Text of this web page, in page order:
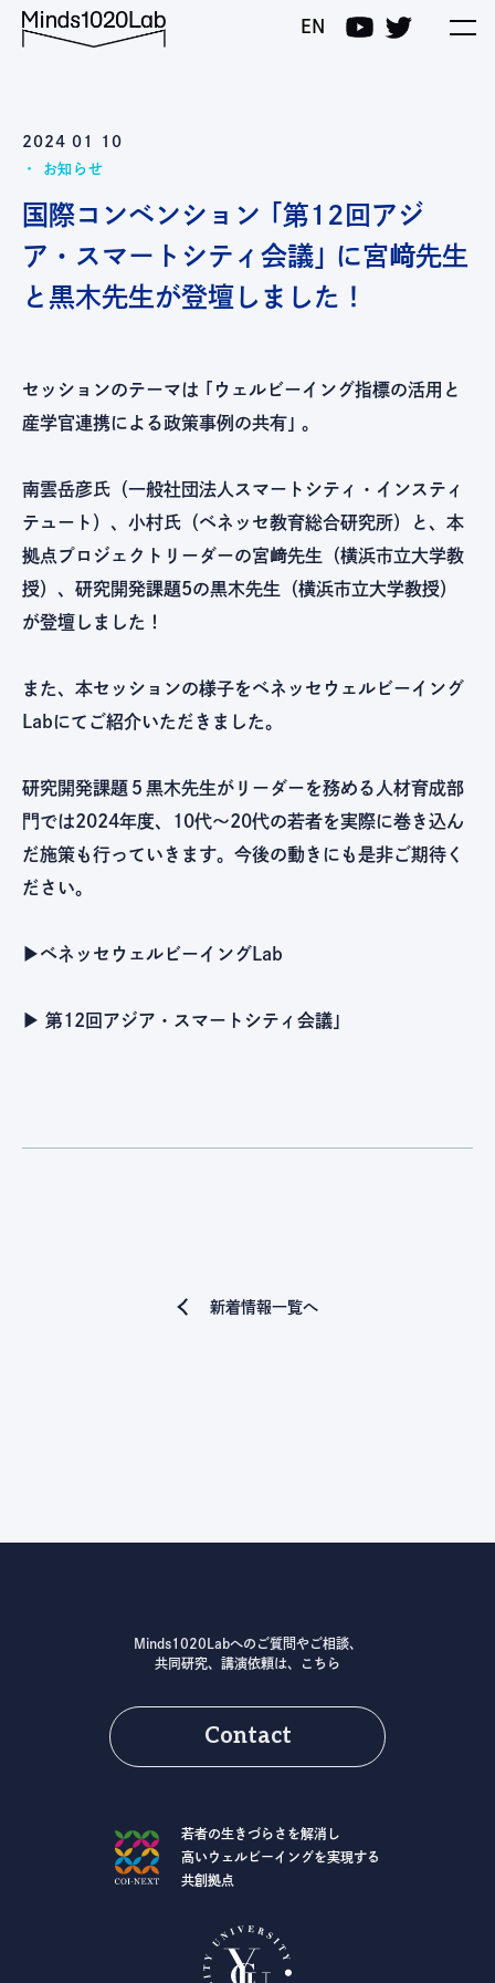
Minds1020Lab｜
EN
2024 01 10
お知らせ
国際コンベンション ｢第12回アジ
ア・スマートシティ会議｣ に宮﨑先生
と黒木先生が登壇しました！
セッションのテーマは ｢ウェルビーイング指標の活用と
産学官連携による政策事例の共有｣ 。
南雲岳彦氏（一般社団法人スマートシティ・インスティ
テュート）、小村氏（ベネッセ教育総合研究所）と、本
拠点プロジェクトリーダーの宮﨑先生（横浜市立大学教
授）、研究開発課題5の黒木先生（横浜市立大学教授）
が登壇しました！
また、本セッションの様子をベネッセウェルビーイング
Labにてご紹介いただきました。
研究開発課題５黒木先生がリーダーを務める人材育成部
門では2024年度、10代〜20代の若者を実際に巻き込ん
だ施策も行っていきます。今後の動きにも是非ご期待く
ださい。
▶︎ベネッセウェルビーイングLab
▶︎ 第12回アジア・スマートシティ会議｣
新着情報一覧へ
Minds1020Labへのご質問やご相談、
共同研究、講演依頼は、こちら
Contact
若者の生きづらさを解消し
高いウェルビーイングを実現する
共創拠点